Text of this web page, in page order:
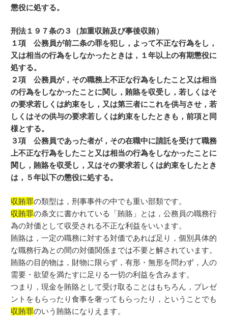
懲役に処する。
刑法１９７条の３（加重収賄及び事後収賄）
１項 公務員が前二条の罪を犯し，よって不正な行為をし，
又は相当の行為をしなかったときは，１年以上の有期懲役に
処する。
２項 公務員が，その職務上不正な行為をしたこと又は相当
の行為をしなかったことに関し，賄賂を収受し，若しくはそ
の要求若しくは約束をし，又は第三者にこれを供与させ，若
しくはその供与の要求若しくは約束をしたときも，前項と同
様とする。
３項 公務員であった者が，その在職中に請託を受けて職務
上不正な行為をしたこと又は相当の行為をしなかったことに
関し，賄賂を収受し，又はその要求若しくは約束をしたとき
は，５年以下の懲役に処する。
収賄罪の類型は，刑事事件の中でも重い部類です。
収賄罪の条文に書かれている「賄賂」とは，公務員の職務行
為の対価として収受される不正な利益をいいます。
賄賂は，一定の職務に対する対価であれば足り，個別具体的
な職務行為との間の対価関係までは不要と解されています。
賄賂の目的物は，財物に限らず，有形・無形を問わず，人の
需要・欲望を満たすに足りる一切の利益を含みます。
つまり，現金を賄賂として受け取ることはもちろん，プレゼ
ントをもらったり食事を奢ってもらったり，ということでも
収賄罪のいう賄賂になりえます。